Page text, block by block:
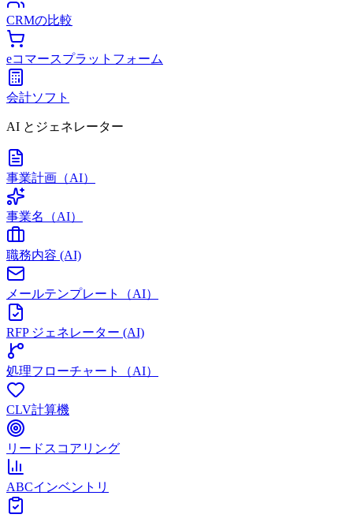
CRMの比較
eコマースプラットフォーム
会計ソフト
AI とジェネレーター
事業計画（AI）
事業名（AI）
職務内容 (AI)
メールテンプレート（AI）
RFP ジェネレーター (AI)
処理フローチャート（AI）
CLV計算機
リードスコアリング
ABCインベントリ